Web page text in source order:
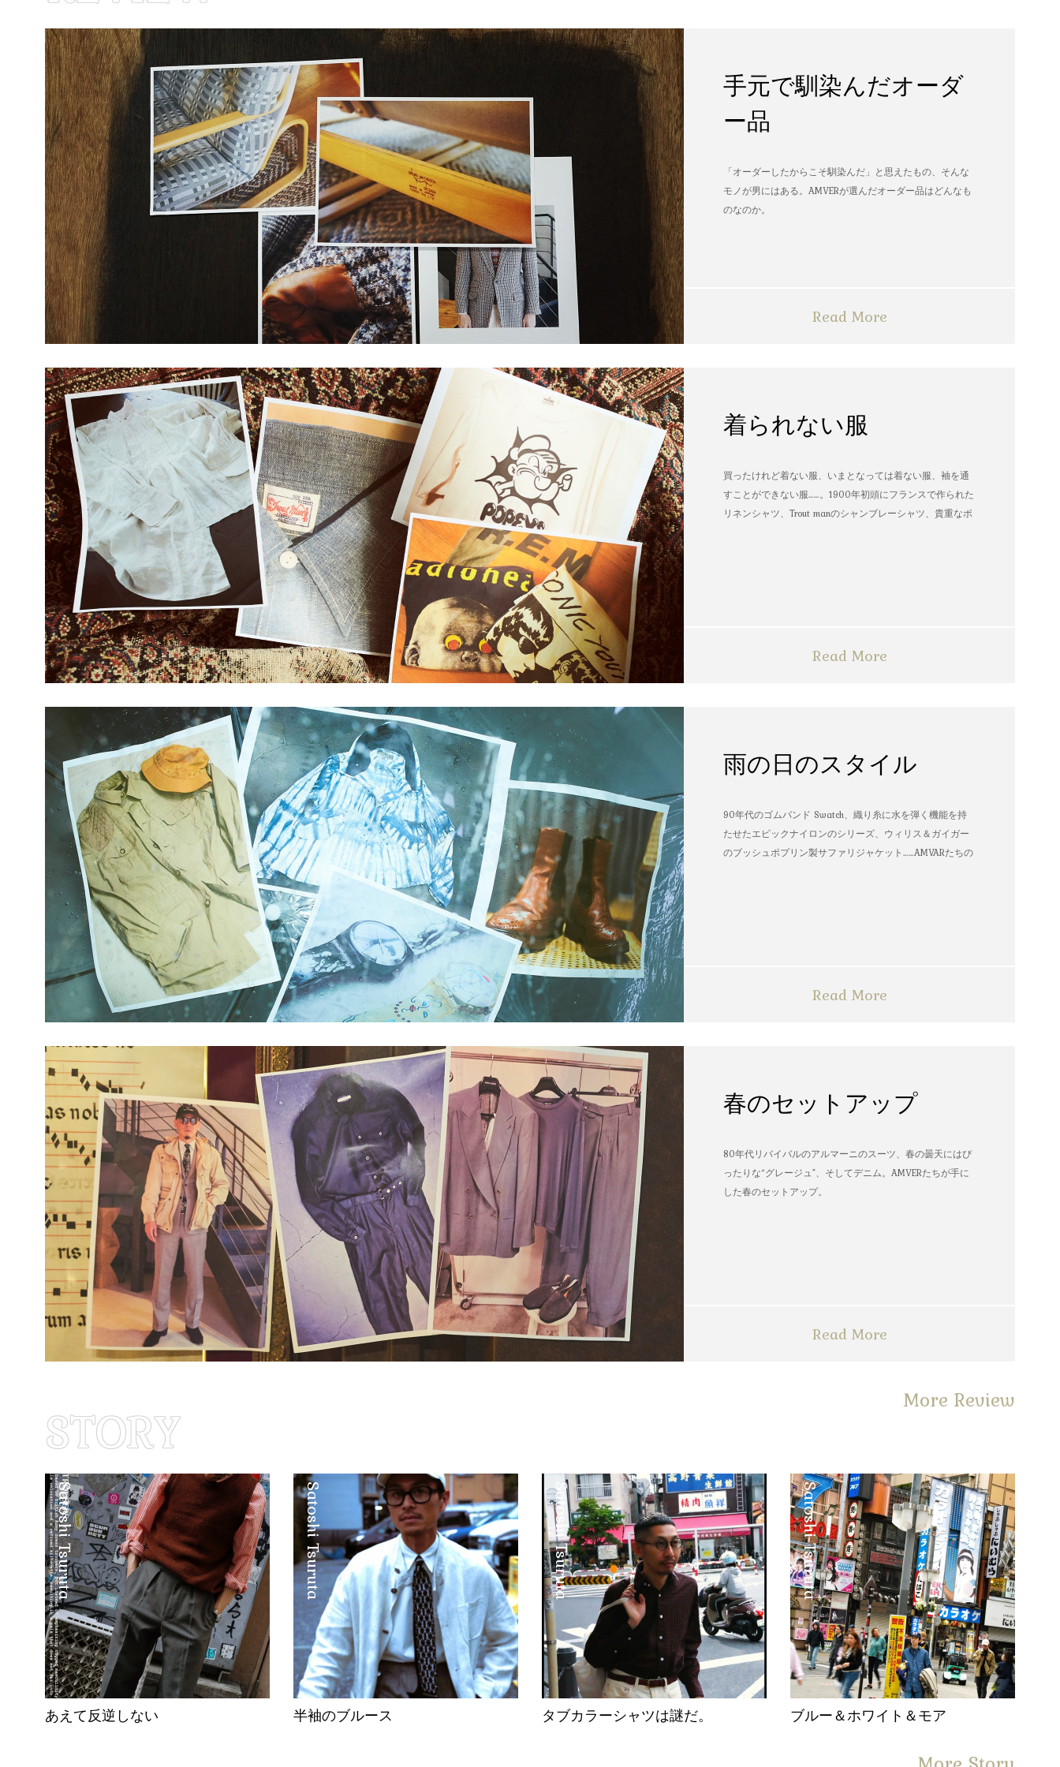
手元で馴染んだオーダ
ー品
「オーダーしたからこそ馴染んだ」と思えたもの、そんな
モノが男にはある。AMVERが選んだオーダー品はどんなも
のなのか。
Read More
着られない服
買ったけれど着ない服、いまとなっては着ない服、袖を通
すことができない服……。1900年初頭にフランスで作られた
リネンシャツ、Trout manのシャンブレーシャツ、貴重なポ
Read More
雨の日のスタイル
90年代のゴムバンド Swatch、織り糸に水を弾く機能を持
たせたエピックナイロンのシリーズ、ウィリス＆ガイガー
のブッシュポプリン製サファリジャケット……AMVARたちの
Read More
春のセットアップ
80年代リバイバルのアルマーニのスーツ、春の曇天にはぴ
ったりな“グレージュ”、そしてデニム。AMVERたちが手に
した春のセットアップ。
Read More
More Review
Satoshi Tsuruta
あえて反逆しない
Satoshi Tsuruta
半袖のブルース
Satoshi Tsuruta
タブカラーシャツは謎だ。
Satoshi Tsuruta
ブルー＆ホワイト＆モア